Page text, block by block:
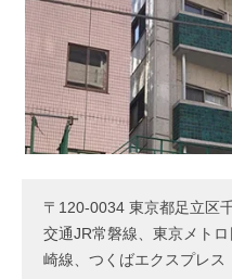
〒120-0034 東京都足立区
交通JR常磐線、東京メト
崎線、つくばエクスプレス